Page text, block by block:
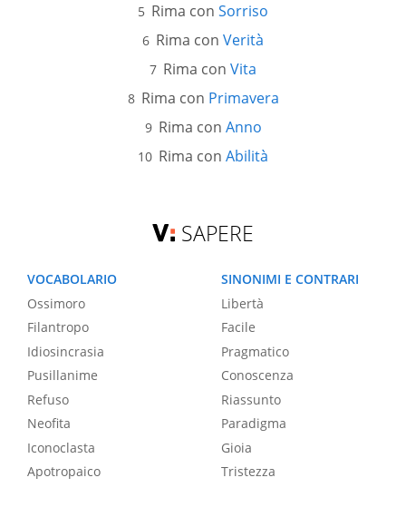
Rima con Sorriso
Rima con Verità
Rima con Vita
Rima con Primavera
Rima con Anno
Rima con Abilità
SAPERE
VOCABOLARIO
Ossimoro
Filantropo
Idiosincrasia
Pusillanime
Refuso
Neofita
Iconoclasta
Apotropaico
SINONIMI E CONTRARI
Libertà
Facile
Pragmatico
Conoscenza
Riassunto
Paradigma
Gioia
Tristezza